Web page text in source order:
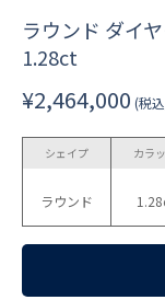
ラウンド ダイ
1.28ct
¥2,464,000 (税
シェイプ
ラウンド
カラ